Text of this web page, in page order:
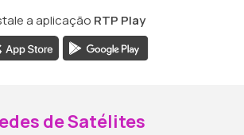
a aplicação RTP Play
de Satélites